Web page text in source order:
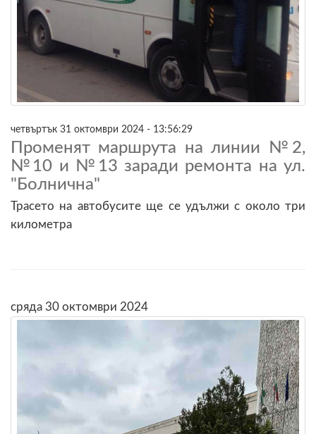
четвъртък 31 октомври 2024 - 13:56:29
Променят маршрута на линии №2,
№10 и №13 заради ремонта на ул.
"Болнична"
Трасето на автобусите ще се удължи с около три
километра
сряда 30 октомври 2024